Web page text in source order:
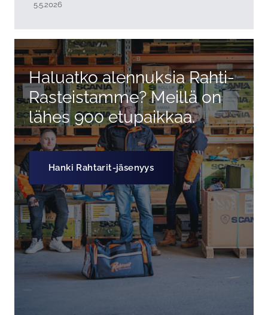
5.5.2026
Haluatko alennuksia Rahti-
Rasteistamme? Meillä on
lähes 900 etupaikkaa.
Hanki Rahtarit-jäsenyys